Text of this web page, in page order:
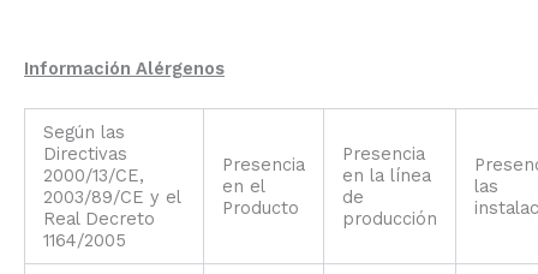
Información Alérgenos
Según las
Directivas
2000/13/CE,
2003/89/CE y el
Real Decreto
1164/2005
Presencia
en el
Producto
Presencia
en la línea
de
producción
las